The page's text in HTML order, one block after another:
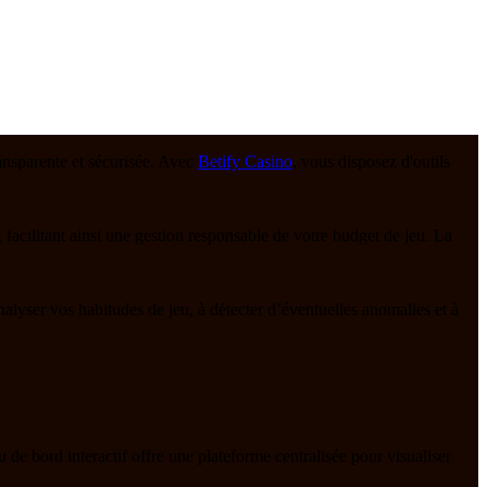
et sécurisée. Avec Betify Casino , vous disposez d'outils
ainsi une gestion responsable de votre budget de jeu. La
vos habitudes de jeu, à détecter d’éventuelles anomalies et à
bord interactif offre une plateforme centralisée pour visualiser